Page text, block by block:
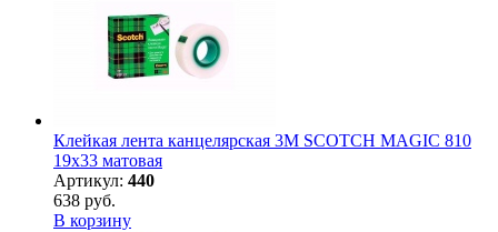
Клейкая лента канцелярская 3M SCOTCH MAGIC 810
19х33 матовая
Артикул: 440
638 руб.
В корзину